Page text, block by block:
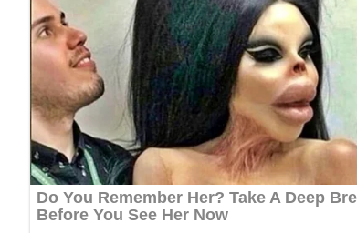
besser!
Zutaten
1 kg Weißkohl
1 TL Salz
1 TL gemahlener Kümmel
Nach Geschmack Pfeffer
1 Zwiebel
4 EL Öl